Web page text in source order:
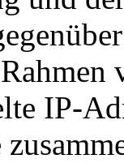
IP-